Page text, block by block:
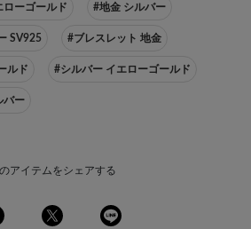
ローゴールド #地金 シルバー
SV925 #ブレスレット 地金
ルド #シルバー イエローゴールド
バー
アイテムをシェアする